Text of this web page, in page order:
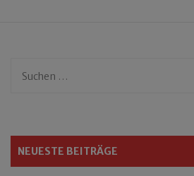
Suchen
NEUESTE BEITRÄGE